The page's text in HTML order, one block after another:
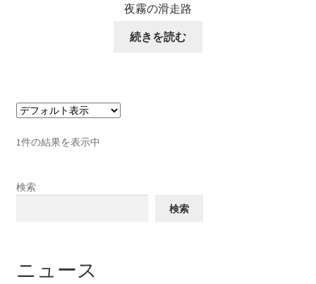
夜霧の滑走路
続きを読む
1件の結果を表示中
検索
検索
ニュース